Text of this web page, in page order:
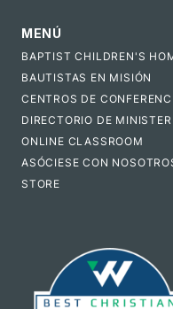
MENÚ
BAPTIST CHILDREN'S
BAUTISTAS EN MISIÓN
CENTROS DE
DIRECTORIO DE
ONLINE CLASSROOM
ASÓCIESE CON
STORE